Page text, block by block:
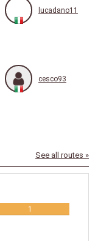
lucadano11
cesco93
See all routes »
1